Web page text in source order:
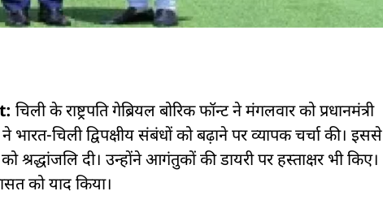
चिली के राष्ट्रपति गेब्रियल बोरिक फॉन्ट ने मंगलवार को प्रधानमंत्री
भारत-चिली द्विपक्षीय संबंधों को बढ़ाने पर व्यापक चर्चा की। इससे
श्रद्धांजलि दी। उन्होंने आगंतुकों की डायरी पर हस्ताक्षर भी किए।
को याद किया।